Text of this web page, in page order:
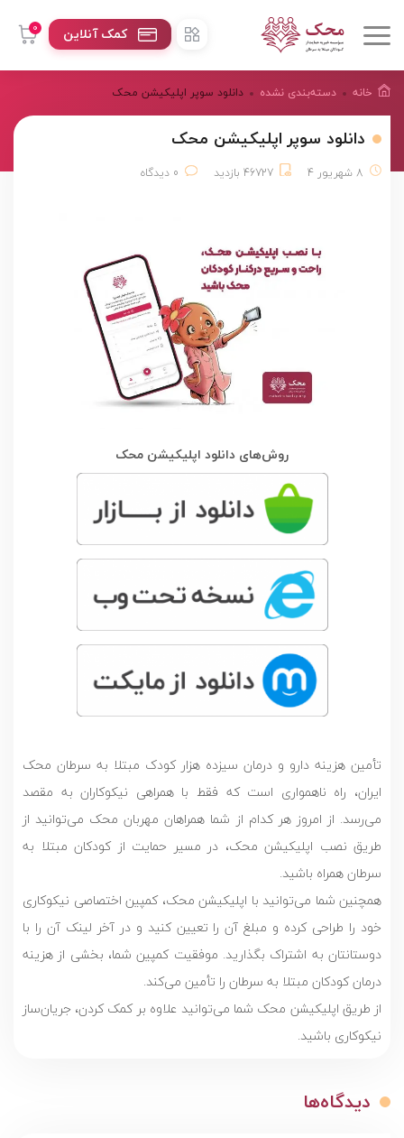
0 کمک آنلاین
خانه دسته‌بندی نشده دانلود سوپر اپلیکیشن محک
دانلود سوپر اپلیکیشن محک
8 شهریور 4 46727 بازدید 0 دیدگاه
روش‌های دانلود اپلیکیشن محک
تأمین هزینه دارو و درمان سیزده هزار کودک مبتلا به سرطان محک
ایران، راه ناهمواری است که فقط با همراهی نیکوکاران به مقصد
می‌رسد. از امروز هر کدام از شما همراهان مهربان محک می‌توانید از
طریق نصب اپلیکیشن محک، در مسیر حمایت از کودکان مبتلا به
سرطان همراه باشید.
همچنین شما می‌توانید با اپلیکیشن محک، کمپین اختصاصی نیکوکاری
خود را طراحی کرده و مبلغ آن را تعیین کنید و در آخر لینک آن را با
دوستانتان به اشتراک بگذارید. موفقیت کمپین شما، بخشی از هزینه
درمان کودکان مبتلا به سرطان را تأمین می‌کند.
از طریق اپلیکیشن محک شما می‌توانید علاوه بر کمک کردن، جریان‌ساز
نیکوکاری باشید.
دیدگاه‌ها